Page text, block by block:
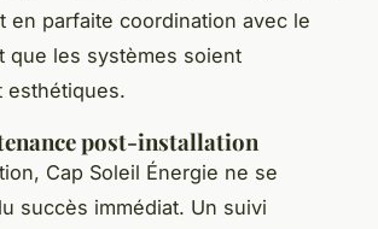
en parfaite coordination avec le
que les systèmes soient
esthétiques.
post-installation
Cap Soleil Énergie ne se
succès immédiat. Un suivi